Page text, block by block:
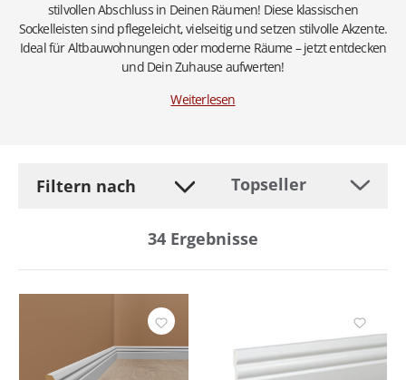
stilvollen Abschluss in Deinen Räumen! Diese klassischen
Sockelleisten sind pflegeleicht, vielseitig und setzen stilvolle Akzente.
Ideal für Altbauwohnungen oder moderne Räume – jetzt entdecken
und Dein Zuhause aufwerten!
Weiterlesen
Filtern nach
34 Ergebnisse
Breite